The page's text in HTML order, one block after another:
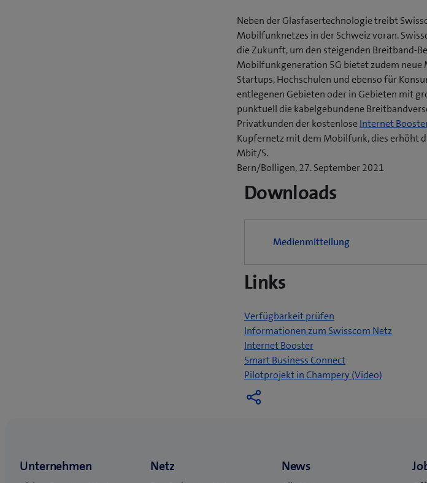
Neben der Glasfasertechnologie treibt
Mobilfunknetzes in der Schweiz voran.
die Zukunft, um den steigenden Breitband-
Mobilfunkgeneration 5G bietet zudem
Startups, Hochschulen und ebenso für
entlegenen Gebieten oder in Gebieten mit
punktuell die kabelgebundene
Privatkunden der kostenloseInternet
Kupfernetz mit dem Mobilfunk, dies erhöht
Mbit/S.
Bern/Bolligen, 27. September 2021
Downloads
Medienmitteilung
Links
Verfügbarkeit prüfen
Informationen zum Swisscom Netz
Internet Booster
Smart Business Connect
Pilotprojekt in Champery (Video)